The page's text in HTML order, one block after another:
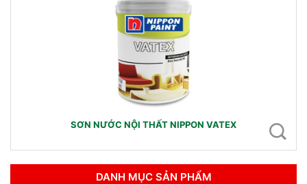
SƠN NƯỚC NỘI THẤT NIPPON VATEX
DANH MỤC SẢN PHẨM